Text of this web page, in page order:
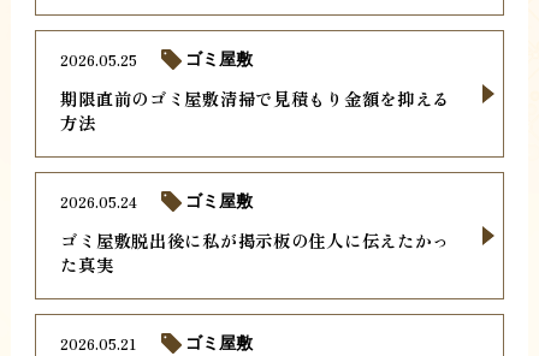
期限直前のゴミ屋敷清掃で見積もり金額を抑える
方法
2026.05.25 ゴミ屋敷
ゴミ屋敷脱出後に私が掲示板の住人に伝えたかっ
た真実
2026.05.24 ゴミ屋敷
2026.05.21 ゴミ屋敷